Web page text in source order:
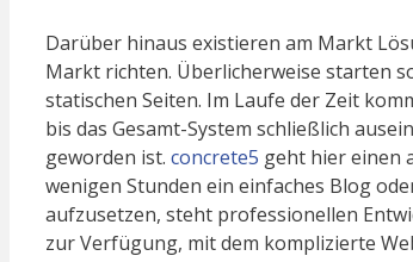
Darüber hinaus existieren am Markt
Markt richten. Überlicherweise starten
statischen Seiten. Im Laufe der Zeit
bis das Gesamt-System schließlich
geworden ist. concrete5 geht hier einen
wenigen Stunden ein einfaches Blog
auf­zu­setzen, steht professionellen
zur Verfügung, mit dem komplizierte